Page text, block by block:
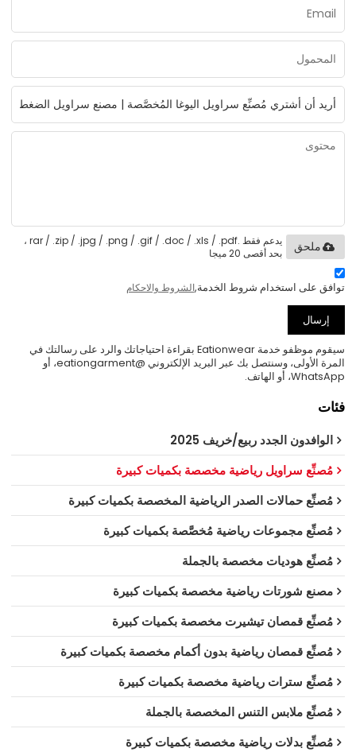
يدعم فقط .rar / .zip / .jpg / .png / .gif / .doc / .xls / .pdf ،
بحد أقصى 20 ميجا
ملحق
توافق على استخدام شروط الخدمة,الشروط والاحكام
إرسال
سيقوم موظفو خدمة Eationwear بقراءة احتياجاتك والرد على رسالتك في
المرة الأولى، وسنتصل بك عبر البريد الإلكتروني @eationgarment، أو
WhatsApp، أو الهاتف.
فئات
الوافدون الجدد ربيع/خريف 2025
مُصنِّع سراويل رياضية مخصصة بكميات كبيرة
مُصنِّع حمالات الصدر الرياضية المخصصة بكميات كبيرة
مُصنِّع مجموعات رياضية مُخصَّصة بكميات كبيرة
مُصنِّع هوديات مخصصة بالجملة
مصنع شورتات رياضية مخصصة بكميات كبيرة
مُصنِّع قمصان تيشيرت مخصصة بكميات كبيرة
مُصنِّع قمصان رياضية بدون أكمام مخصصة بكميات كبيرة
مُصنِّع سترات رياضية مخصصة بكميات كبيرة
مُصنِّع ملابس التنس المخصصة بالجملة
مُصنِّع بدلات رياضية مخصصة بكميات كبيرة